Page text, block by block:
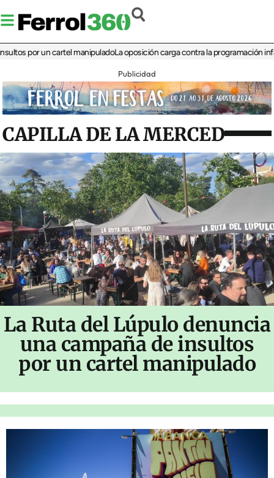
por un cartel manipuladoLa oposición carga contra la programación infantil
Publicidad
CAPILLA DE LA MERCED
La Ruta del Lúpulo denuncia
una campaña de insultos
por un cartel manipulado